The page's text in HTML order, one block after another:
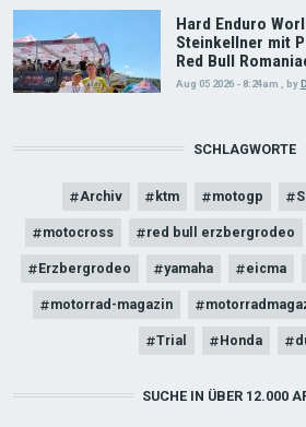
Hard Enduro
Steinkellner mit
Red Bull
Aug 05 2026 - 8:24am by
SCHLAGWORTE
Archiv ktm motogp
motocross red bull erzbergrodeo
Erzbergrodeo yamaha eicma
motorrad-magazin
Trial Honda
SUCHE IN ÜBER 12.000